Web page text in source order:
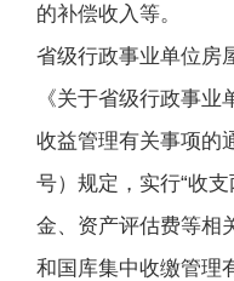
的补偿收入等。
省级行政事业单位房
《关于省级行政事
收益管理有关事项的
号）规定，实行“收
金、资产评估费等相
和国库集中收缴管理